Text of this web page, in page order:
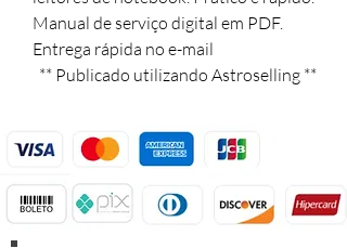
Manual de serviço digital em PDF.
Entrega rápida no e-mail
** Publicado utilizando Astroselling **